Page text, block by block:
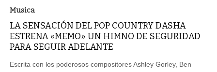
Musica
LA SENSACIÓN DEL POP COUNTRY DASHA
ESTRENA «MEMO» UN HIMNO DE SEGURIDAD
PARA SEGUIR ADELANTE
Escrita con los poderosos compositores Ashley Gorley, Ben